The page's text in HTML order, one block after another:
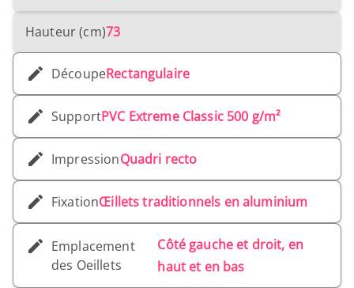
Hauteur (cm)73
DécoupeRectangulaire
SupportPVC Extreme Classic 500 g/m²
ImpressionQuadri recto
FixationŒillets traditionnels en aluminium
Emplacement
des Oeillets
Côté gauche et droit, en
haut et en bas